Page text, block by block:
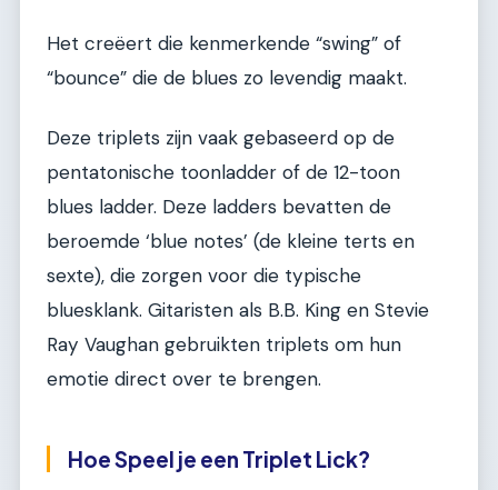
Het creëert die kenmerkende “swing” of
“bounce” die de blues zo levendig maakt.
Deze triplets zijn vaak gebaseerd op de
pentatonische toonladder of de 12-toon
blues ladder. Deze ladders bevatten de
beroemde ‘blue notes’ (de kleine terts en
sexte), die zorgen voor die typische
bluesklank. Gitaristen als B.B. King en Stevie
Ray Vaughan gebruikten triplets om hun
emotie direct over te brengen.
Hoe Speel je een Triplet Lick?